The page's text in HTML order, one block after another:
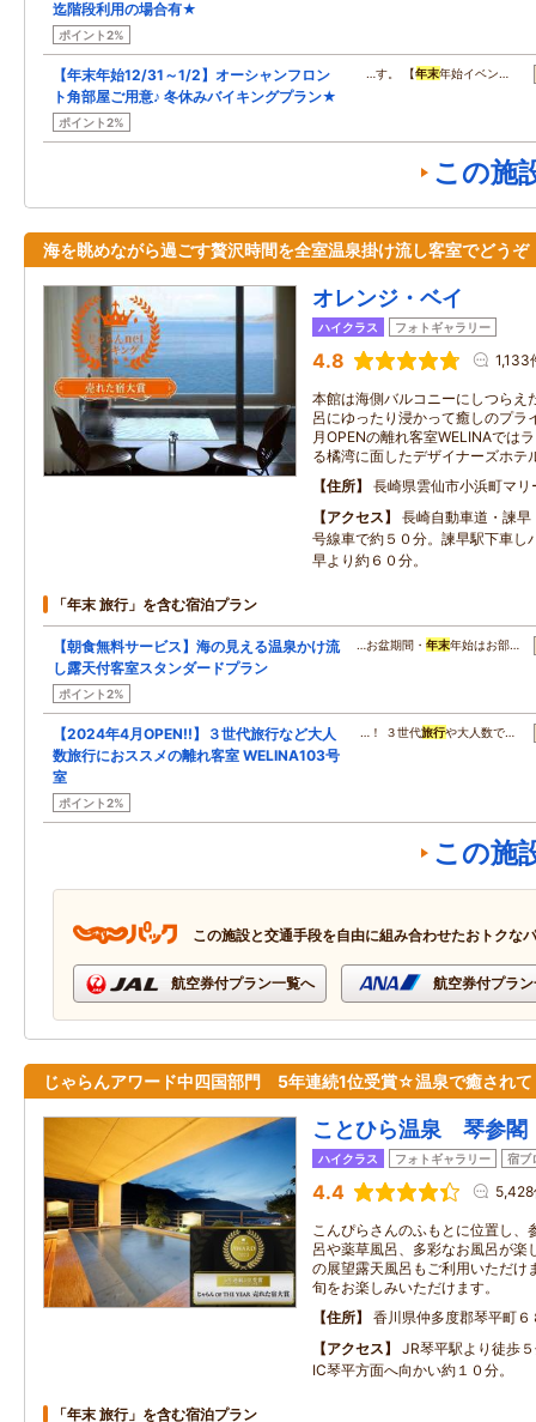
迄階段利用の場合有★
ポイント2%
【年末年始12/31～1/2】オーシャンフロン
ト角部屋ご用意♪ 冬休みバイキングプラン★
ポイント2%
…す。 【年末年始イベン…
この施
海を眺めながら過ごす贅沢時間を全室温泉掛け流し客室でどうぞ
オレンジ・ベイ
ハイクラス フォトギャラリー
4.8 1,133
本館は海側バルコニーにしつらえ
呂にゆったり浸かって癒しのプラ
月OPENの離れ客室WELINAでは
る橘湾に面したデザイナーズホテ
住所
長崎県雲仙市小浜町マリ
アクセス
長崎自動車道・諫
号線車で約５０分。諫早駅下車し
早より約６０分。
「年末 旅行」を含む宿泊プラン
【朝食無料サービス】海の見える温泉かけ流
し露天付客室スタンダードプラン
ポイント2%
…お盆期間・ 年末年始はお部…
【2024年4月OPEN!!】３世代旅行など大人
数旅行におススメの離れ客室 WELINA103号
室
ポイント2%
…！ ３世代旅行や大人数で…
この施
この施設と交通手段を自由に組み合わせたおトクな
航空券付プラン一覧へ 航空券付プラ
じゃらんアワード中四国部門 5年連続1位受賞☆温泉で癒されて
ことひら温泉 琴参閣
ハイクラス フォトギャラリー 宿ブ
4.4
こんぴらさんのふもとに位置し
呂や薬草風呂、多彩なお風呂が楽
の展望露天風呂もご利用いただけ
旬をお楽しみいただけます。
住所
香川県仲多度郡琴平町６
アクセス
JR琴平駅より徒歩
IC琴平方面へ向かい約１０分。
「年末 旅行」を含む宿泊プラン